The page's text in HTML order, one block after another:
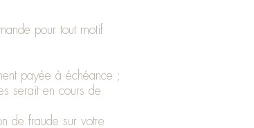
pour tout motif
payée à échéance ;
serait en cours de
de fraude sur votre